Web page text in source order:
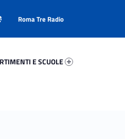
E SCUOLE
Roma Tre Radio